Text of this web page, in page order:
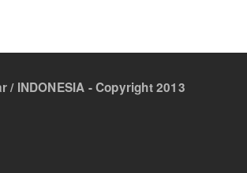
/ INDONESIA - Copyright 2013